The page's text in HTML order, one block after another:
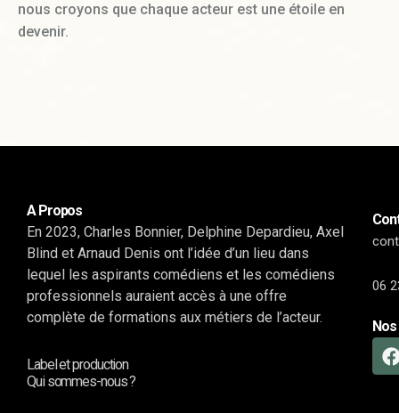
nous croyons que chaque acteur est une étoile en
devenir.
A Propos
En 2023, Charles Bonnier, Delphine Depardieu, Axel
Blind et Arnaud Denis ont l’idée d’un lieu dans
lequel les aspirants comédiens et les comédiens
professionnels auraient accès à une offre
complète de formations aux métiers de l’acteur.
Label et production
Qui sommes-nous ?
06